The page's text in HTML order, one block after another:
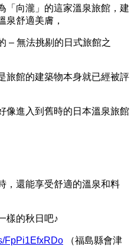
「向瀧」的這家溫泉旅館，建
泉舒適美膚，
– 無法挑剔的日式旅館之
旅館的建築物本身就已經被評
像進入到舊時的日本溫泉旅館
，還能享受舒適的溫泉和料
樣的秋日吧♪
FpPi1EfxRDo （福島縣會津